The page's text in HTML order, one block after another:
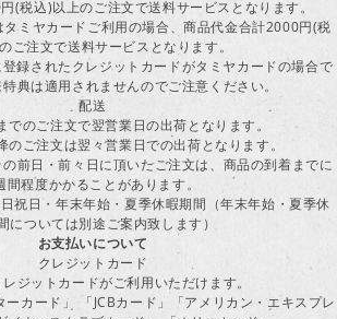
(税込)以上のご注文で送料サービスとなります。
タミヤカードご利用の場合、商品代金合計2000円(税
ご注文で送料サービスとなります。
録されたクレジットカードがタミヤカードの場合で
典は適用されませんのでご注意ください。
配送
でのご注文で翌営業日の出荷となります。
のご注文は翌々営業日での出荷となります。
前日・前々日に頂いたご注文は、商品の到着までに
間程度かかることがあります。
祝日・年末年始・夏季休暇期間（年末年始・夏季休
については別途ご案内致します）
お支払いについて
クレジットカード
レジットカードがご利用いただけます。
ーカード」 「JCBカード」「アメリカン・エキスプレ